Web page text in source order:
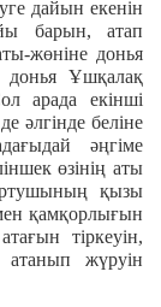
дайын екенін
барын, атап
жөніне донья
донья Ұшқалақ
арада екінші
әлгінде беліне
әңгіме
өзінің аты
қызы
қамқорлығын
тіркеуін,
атанып жүруін